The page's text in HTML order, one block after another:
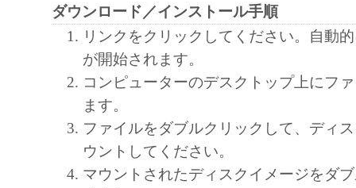
よびキヤノンのライセンサーは、本ソ
ザーの特定の目的のために適当である
用であること、または本ソフトウェア
と、その他本ソフトウェアに関してい
しません。
キヤノン、キヤノンマーケティングジ
よびキヤノンのライセンサーは、本ソ
に付随または関連して生ずる直接的ま
ダウンロード／インストール手順
リンクをクリックしてください。自動
が開始されます。
コンピューターのデスクトップ上にフ
ます。
ファイルをダブルクリックして、ディ
ウントしてください。
マウントされたディスクイメージをダ